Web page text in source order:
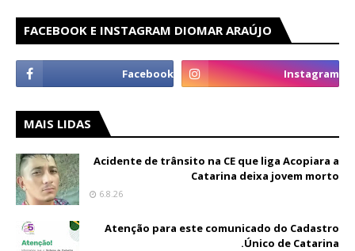
FACEBOOK E INSTAGRAM DIOMAR ARAÚJO
MAIS LIDAS
Acidente de trânsito na CE que liga Acopiara a
Catarina deixa jovem morto
6.8.26
Atenção para este comunicado do Cadastro
Único de Catarina.